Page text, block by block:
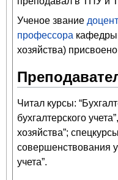
Ученое звание
профессора кафедры
хозяйства)
Читал курсы:
бухгалтерского
хозяйства”;
совершенствования
учета”.